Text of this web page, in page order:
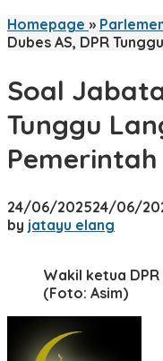
Homepage »
Dubes AS, DPR
Soal
Tunggu
Pemerintah
24/06/202524/06/
by jatayu elang
Wakil ketua DPR
(Foto: Asim)